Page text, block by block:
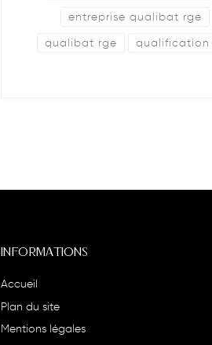
entreprise qualibat rge
qualibat rge
INFORMATIONS
Accueil
Plan du site
Mentions légales